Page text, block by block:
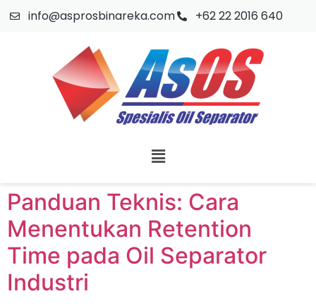
info@asprosbinareka.com +62 22 2016 640
Panduan Teknis: Cara
Menentukan Retention
Time pada Oil Separator
Industri